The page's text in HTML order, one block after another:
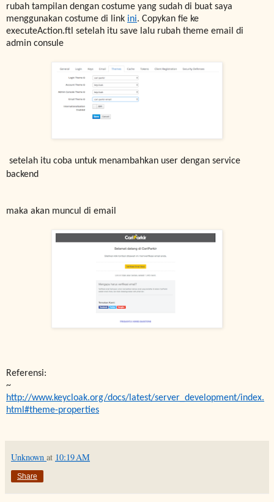
rubah tampilan dengan costume yang sudah di buat saya
menggunakan costume di link ini. Copykan fie ke
executeAction.ftl setelah itu save lalu rubah theme email di
admin consule
setelah itu coba untuk menambahkan user dengan service
backend
maka akan muncul di email
Referensi:
~
http://www.keycloak.org/docs/latest/server_development/index.
html#theme-properties
Unknown at 10:19 AM
Share